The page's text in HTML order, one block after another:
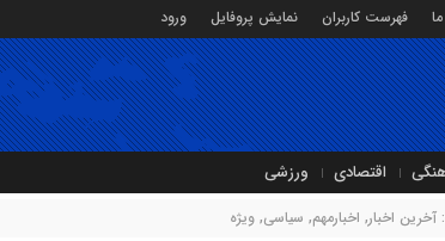
فهرست کاربران نمایش پروفایل
ورود
اقتصادی ورزشی
آخرین اخبار, اخبارمهم, سیاسی, ویژه